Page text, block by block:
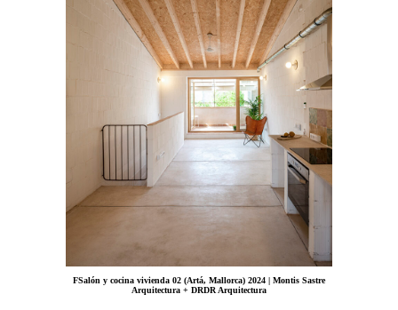
FSalón y cocina vivienda 02 (Artá, Mallorca) 2024 | Montis Sastre
Arquitectura + DRDR Arquitectura